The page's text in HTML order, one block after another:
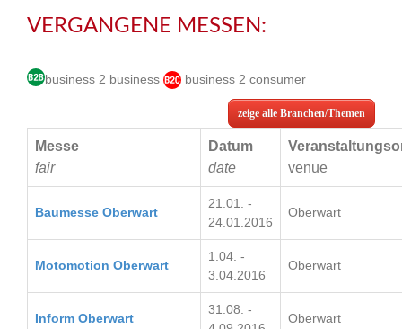
VERGANGENE MESSEN:
business 2 business business 2 consumer
zeige alle Branchen/Themen
Messe
fair
Datum
date
venue
Baumesse Oberwart
21.01. -
24.01.2016
Oberwart
Motomotion Oberwart
1.04. -
3.04.2016
Oberwart
Inform Oberwart
31.08. -
Oberwart